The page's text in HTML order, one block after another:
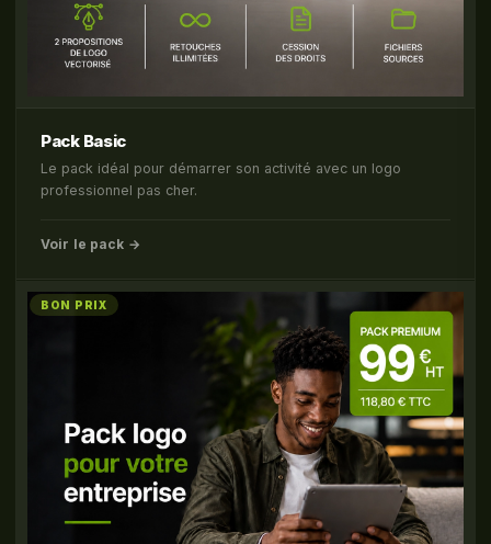
Pack Basic
Le pack idéal pour démarrer son activité avec un logo
professionnel pas cher.
Voir le pack →
BON PRIX